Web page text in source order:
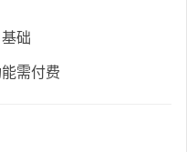
础
需付费